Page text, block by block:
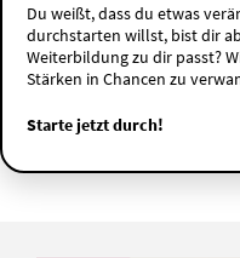
Du weißt, dass du etwas
durchstarten willst, bist dir
Weiterbildung zu dir passt?
Stärken in Chancen zu
Starte jetzt durch!